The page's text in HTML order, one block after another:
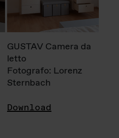
GUSTAV Camera da
letto
Fotografo: Lorenz
Sternbach
Download